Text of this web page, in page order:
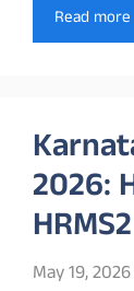
Read more
2026:
May 19, 2026